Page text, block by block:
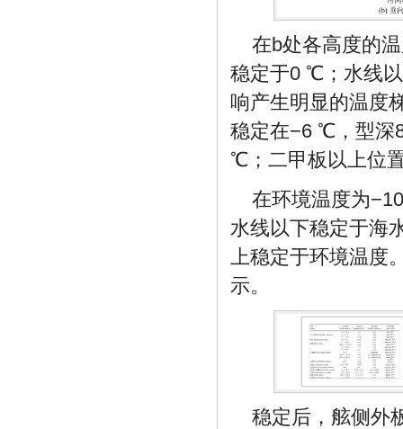
在b处各高度的
稳定于0 ℃；水线
响产生明显的温度
稳定在−6 ℃，型深
℃；二甲板以上位
在环境温度为
水线以下稳定于海
上稳定于环境温度
示。
稳定后，舷侧外